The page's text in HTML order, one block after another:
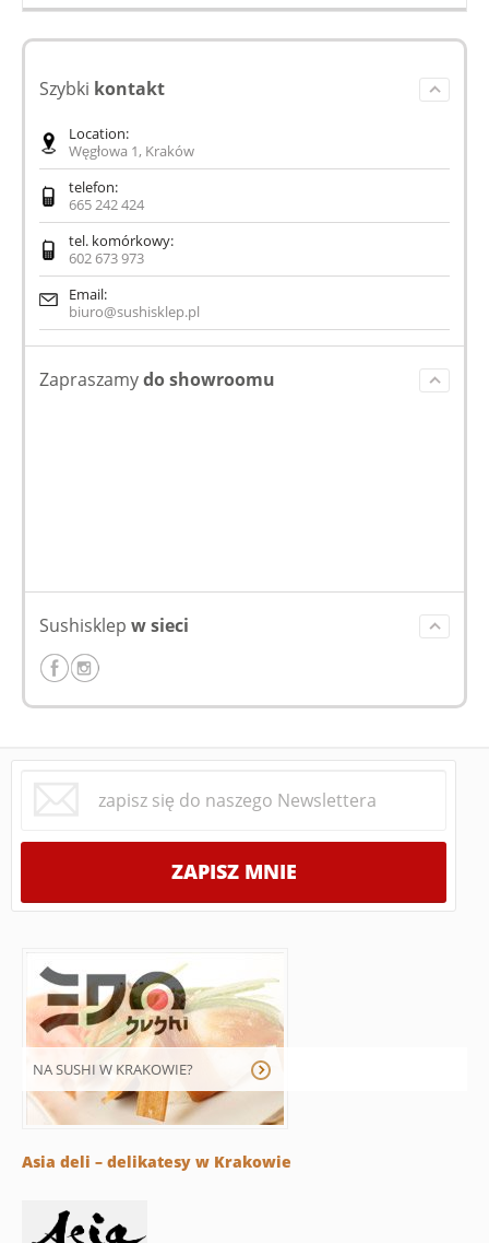
Szybki kontakt
Location:
Węgłowa 1, Kraków
telefon:
665 242 424
tel. komórkowy:
602 673 973
Email:
biuro@sushisklep.pl
Zapraszamydo showroomu
Sushisklep w sieci
NA SUSHI W KRAKOWIE?
Asia deli – delikatesy w Krakowie